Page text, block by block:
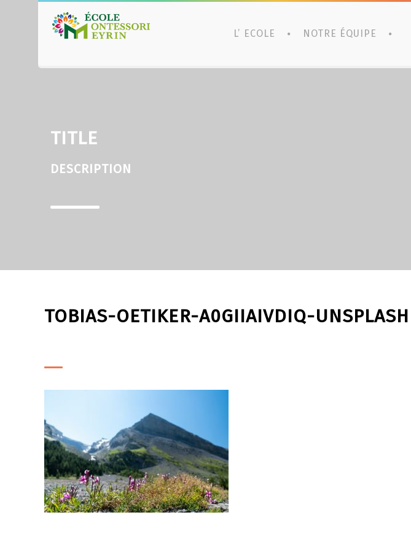
L’ ECOLE NOTRE ÉQUIPE
TITLE
DESCRIPTION
TOBIAS-OETIKER-A0GIIAIVDIQ-UNSPLASH